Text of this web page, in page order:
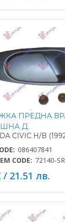
ПРЕДНА
Д.
CIVIC H/B
086407841
CODE: 72140-
/ 21.51 лв.